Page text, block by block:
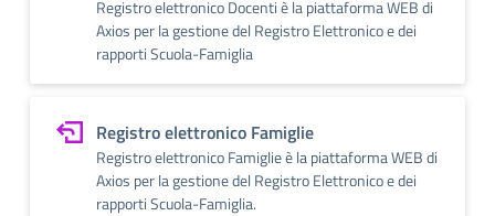
Registro elettronico Docenti è la piattaforma WEB di
Axios per la gestione del Registro Elettronico e dei
rapporti Scuola-Famiglia
Registro elettronico Famiglie
Registro elettronico Famiglie è la piattaforma WEB di
Axios per la gestione del Registro Elettronico e dei
rapporti Scuola-Famiglia.